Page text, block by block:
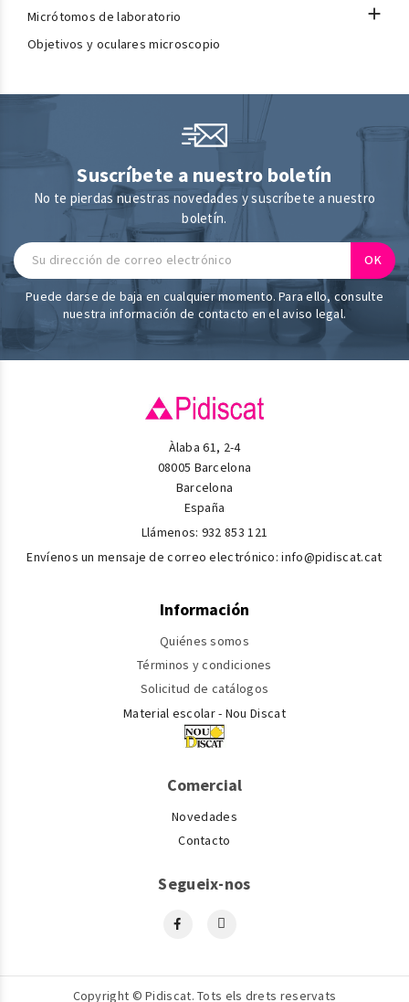
Micrótomos de laboratorio 
Objetivos y oculares microscopio
Suscríbete a nuestro boletín
No te pierdas nuestras novedades y suscríbete a nuestro
boletín.
Puede darse de baja en cualquier momento. Para ello, consulte
nuestra información de contacto en el aviso legal.
Àlaba 61, 2-4
08005 Barcelona
Barcelona
España
Llámenos: 932 853 121
Envíenos un mensaje de correo electrónico:info@pidiscat.cat
Información
Quiénes somos
Términos y condiciones
Solicitud de catálogos
Material escolar - Nou Discat
Comercial
Novedades
Contacto
Segueix-nos
Copyright © Pidiscat. Tots els drets reservats